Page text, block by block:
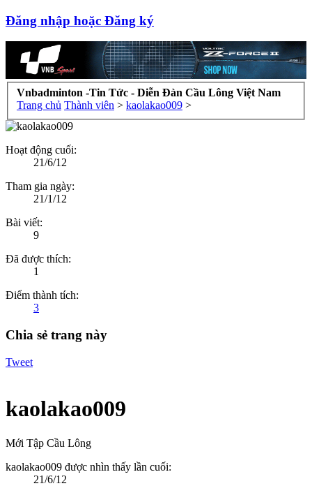
Đăng nhập hoặc Đăng ký
Vnbadminton -Tin Tức - Diễn Đàn Cầu Lông Việt Nam
Trang chủ Thành viên > kaolakao009 >
Hoạt động cuối:
21/6/12
Tham gia ngày:
21/1/12
Bài viết:
9
Đã được thích:
1
Điểm thành tích:
3
Chia sẻ trang này
Tweet
kaolakao009
Mới Tập Cầu Lông
kaolakao009 được nhìn thấy lần cuối:
21/6/12